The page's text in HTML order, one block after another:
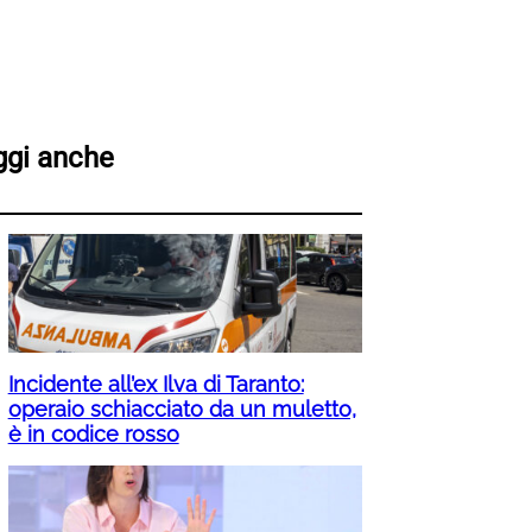
anche
Incidente all’ex Ilva di Taranto:
operaio schiacciato da un muletto,
è in codice rosso